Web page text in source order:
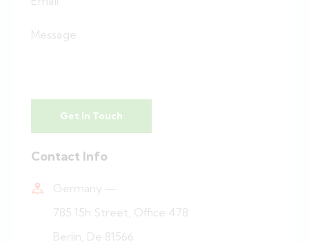
Contact Info
Germany —
785 15h Street, Office 478
Berlin, De 81566